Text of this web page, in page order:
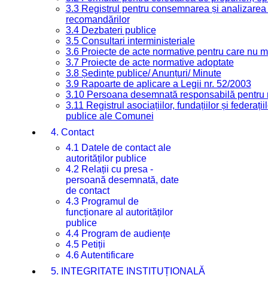
3.3 Registrul pentru consemnarea și
recomandărilor
3.4 Dezbateri publice
3.5 Consultari interministeriale
3.6 Proiecte de acte normative pentru care nu
3.7 Proiecte de acte normative adoptate
3.8 Ședințe publice/ Anunțuri/ Minute
3.9 Rapoarte de aplicare a Legii nr. 52/2003
3.10 Persoana desemnată responsabilă
3.11 Registrul asociațiilor, fundațiilor și
publice ale Comunei
4. Contact
4.1 Datele de contact ale
autorităților publice
4.2 Relații cu presa -
persoană desemnată, date
de contact
4.3 Programul de
funcționare al autorităților
publice
4.4 Program de audiențe
4.5 Petiții
4.6 Autentificare
5. INTEGRITATE INSTITUȚIONALĂ